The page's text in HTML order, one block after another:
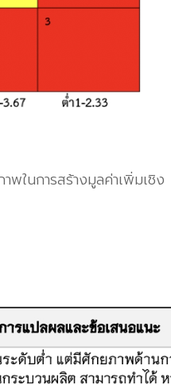
พในการสร้างมูลค่าเพิ่มเชิง